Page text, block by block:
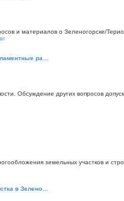
и материалов о Зеленогорске/
ра…
Обсуждение других вопросов
земельных участков и
в Зелено…